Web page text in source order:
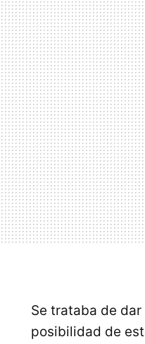
Se trataba de
posibilidad de